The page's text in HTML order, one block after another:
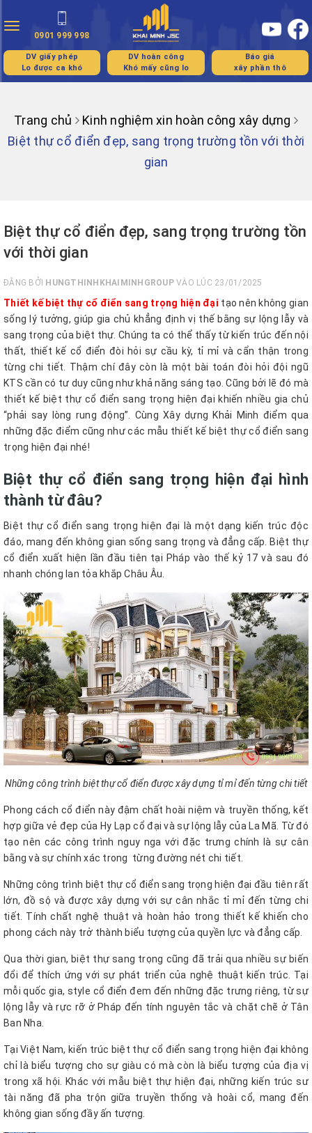
Toggle
navigation
0901 999 998
DV giấy phép
Lo được ca khó
DV hoàn công
Khó mấy cũng lo
Báo giá
xây phần thô
Trang chủ
Kinh nghiệm xin hoàn công xây dựng
Biệt thự cổ điển đẹp, sang trọng trường tồn với thời
gian
Biệt thự cổ điển đẹp, sang trọng trường tồn
với thời gian
ĐĂNG BỞI HUNGTHINHKHAIMINHGROUPVÀO LÚC 23/01/2025
Thiết kế biệt thự cổ điển sang trọng hiện đại tạo nên không gian
sống lý tưởng, giúp gia chủ khẳng định vị thế bằng sự lộng lẫy và
sang trọng của biệt thự. Chúng ta có thể thấy từ kiến trúc đến nội
thất, thiết kế cổ điển đòi hỏi sự cầu kỳ, tỉ mỉ và cẩn thận trong
từng chi tiết. Thậm chí đây còn là một bài toán đòi hỏi đội ngũ
KTS cần có tư duy cũng như khả năng sáng tạo. Cũng bởi lẽ đó mà
thiết kế biệt thự cổ điển sang trọng hiện đại khiến nhiều gia chủ
“phải say lòng rung động”. Cùng Xây dựng Khải Minh điểm qua
những đặc điểm cũng như các mẫu thiết kế biệt thự cổ điển sang
trọng hiện đại nhé!
Biệt thự cổ điển sang trọng hiện đại hình
thành từ đâu?
Biệt thự cổ điển sang trọng hiện đại là một dạng kiến trúc độc
đáo, mang đến không gian sống sang trọng và đẳng cấp. Biệt thự
cổ điển xuất hiện lần đầu tiên tại Pháp vào thế kỷ 17 và sau đó
nhanh chóng lan tỏa khắp Châu Âu.
Những công trình biệt thự cổ điển được xây dựng tỉ mỉ đến từng chi tiết
Phong cách cổ điển này đậm chất hoài niệm và truyền thống, kết
hợp giữa vẻ đẹp của Hy Lạp cổ đại và sự lộng lẫy của La Mã. Từ đó
tạo nên các công trình nguy nga với đặc trưng chính là sự cân
bằng và sự chính xác trong từng đường nét chi tiết.
Những công trình biệt thự cổ điển sang trọng hiện đại đầu tiên rất
lớn, đồ sộ và được xây dựng với sự cân nhắc tỉ mỉ đến từng chi
tiết. Tính chất nghệ thuật và hoàn hảo trong thiết kế khiến cho
phong cách này trở thành biểu tượng của quyền lực và đẳng cấp.
Qua thời gian, biệt thự sang trọng cũng đã trải qua nhiều sự biến
đổi để thích ứng với sự phát triển của nghệ thuật kiến trúc. Tại
mỗi quốc gia, style cổ điển đem đến những đặc trưng riêng, từ sự
lộng lẫy và rực rỡ ở Pháp đến tính nguyên tắc và chặt chẽ ở Tân
Ban Nha.
Tại Việt Nam, kiến trúc biệt thự cổ điển sang trọng hiện đại không
chỉ là biểu tượng cho sự giàu có mà còn là biểu tượng của địa vị
trong xã hội. Khác với mẫu biệt thự hiện đại, những kiến trúc sư
tài năng đã pha trộn giữa truyền thống và hoài cổ, mang đến
không gian sống đầy ấn tượng.